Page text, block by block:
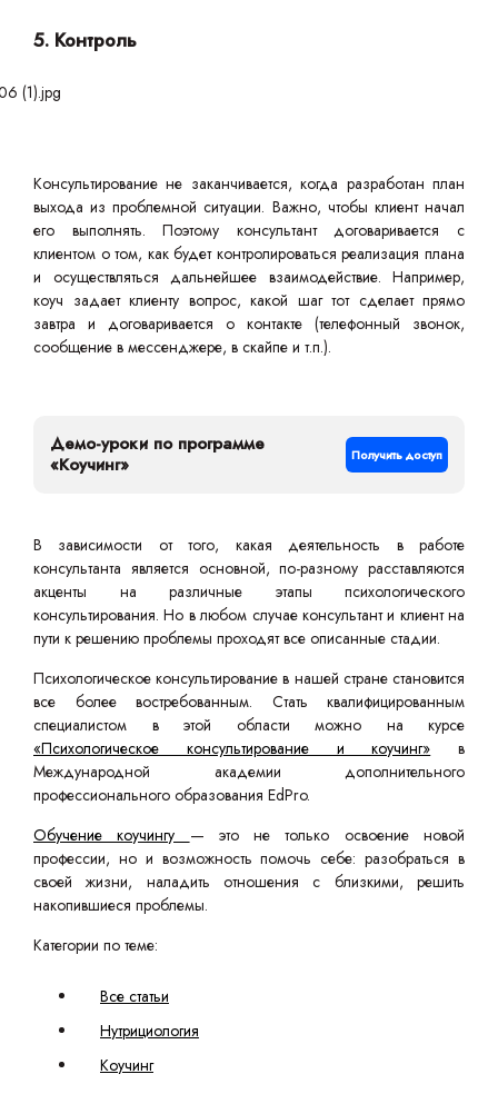
5. Контроль
Консультирование не заканчивается, когда разработан план
выхода из проблемной ситуации. Важно, чтобы клиент начал
его выполнять. Поэтому консультант договаривается с
клиентом о том, как будет контролироваться реализация плана
и осуществляться дальнейшее взаимодействие. Например,
коуч задает клиенту вопрос, какой шаг тот сделает прямо
завтра и договаривается о контакте (телефонный звонок,
сообщение в мессенджере, в скайпе и т.п.).
Демо-уроки по программе
«Коучинг»
Получить доступ
В зависимости от того, какая деятельность в работе
консультанта является основной, по-разному расставляются
акценты на различные этапы психологического
консультирования. Но в любом случае консультант и клиент на
пути к решению проблемы проходят все описанные стадии.
Психологическое консультирование в нашей стране становится
все более востребованным. Стать квалифицированным
специалистом в этой области можно на курсе
«Психологическое консультирование и коучинг» в
Международной академии дополнительного
профессионального образования EdPro.
Обучение коучингу — это не только освоение новой
профессии, но и возможность помочь себе: разобраться в
своей жизни, наладить отношения с близкими, решить
накопившиеся проблемы.
Категории по теме:
Все статьи
Нутрициология
Коучинг